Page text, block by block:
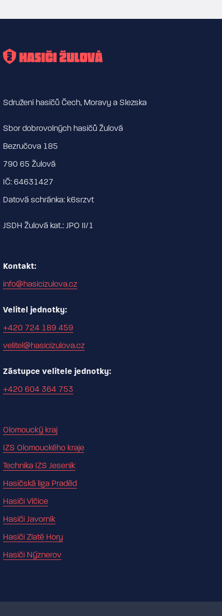
Sdružení hasičů Čech, Moravy a Slezska
Sbor dobrovolných hasičů Žulová
Bezručova 185
790 65 Žulová
IČ: 64631427
Datová schránka: k6srzvt
JSDH Žulová kat.: JPO II/1
Kontakt:
info@hasicizulova.cz
Velitel jednotky:
+420 724 189 459
velitel@hasicizulova.cz
Zástupce velitele jednotky:
+420 604 364 753
Olomoucký kraj
IZS Olomouckého kraje
Technika IZS Jeseník
Hasičská liga Praděd
Hasiči Vlčice
Hasiči Javorník
Hasiči Zlaté Hory
Hasiči Nýznerov